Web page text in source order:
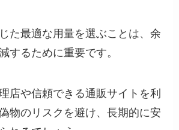
た最適な用量を選ぶことは、余
するために重要です。
店や信頼できる通販サイトを利
物のリスクを避け、長期的に安